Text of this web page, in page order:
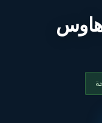
هاوس